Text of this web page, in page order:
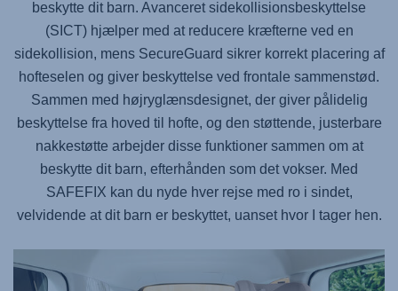
beskytte dit barn. Avanceret sidekollisionsbeskyttelse
(SICT) hjælper med at reducere kræfterne ved en
sidekollision, mens SecureGuard sikrer korrekt placering af
hofteselen og giver beskyttelse ved frontale sammenstød.
Sammen med højryglænsdesignet, der giver pålidelig
beskyttelse fra hoved til hofte, og den støttende, justerbare
nakkestøtte arbejder disse funktioner sammen om at
beskytte dit barn, efterhånden som det vokser. Med
SAFEFIX kan du nyde hver rejse med ro i sindet,
velvidende at dit barn er beskyttet, uanset hvor I tager hen.